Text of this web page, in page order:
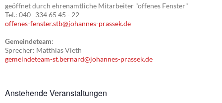
geöffnet durch ehrenamtliche Mitarbeiter "offenes Fenster"
Tel.: 040 334 65 45 - 22
offenes-fenster.stb@johannes-prassek.de
Gemeindeteam:
Sprecher: Matthias Vieth
gemeindeteam-st.bernard@johannes-prassek.de
Anstehende Veranstaltungen